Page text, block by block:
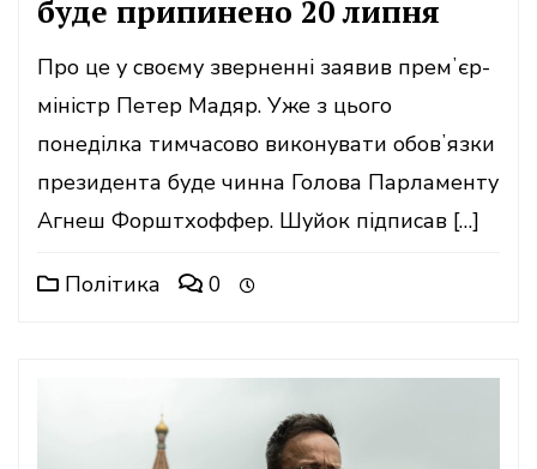
буде припинено 20 липня
Про це у своєму зверненні заявив премʼєр-
міністр Петер Мадяр. Уже з цього
понеділка тимчасово виконувати обовʼязки
президента буде чинна Голова Парламенту
Агнеш Форштхоффер. Шуйок підписав […]
Політика 0